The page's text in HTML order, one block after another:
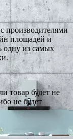
производителями
площадей и
одну из самых
товар будет не
не будет